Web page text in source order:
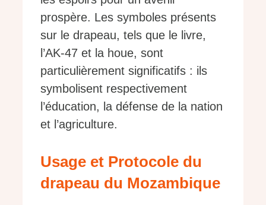
prospère. Les symboles présents
sur le drapeau, tels que le livre,
l’AK-47 et la houe, sont
particulièrement significatifs : ils
symbolisent respectivement
l’éducation, la défense de la nation
et l’agriculture.
Usage et Protocole du
drapeau du Mozambique